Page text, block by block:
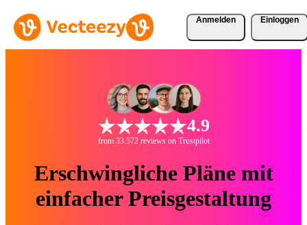
Anmelden Einloggen
4.9
from 33.572 reviews on Trustpilot
Erschwingliche Pläne mit
einfacher Preisgestaltung